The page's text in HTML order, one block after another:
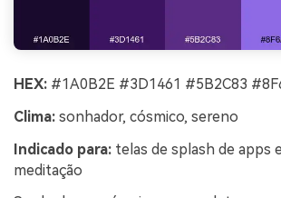
HEX: #1A0B2E #3D1461 #5B2C83
Clima: sonhador, cósmico, sereno
Indicado para: telas de splash de apps
meditação